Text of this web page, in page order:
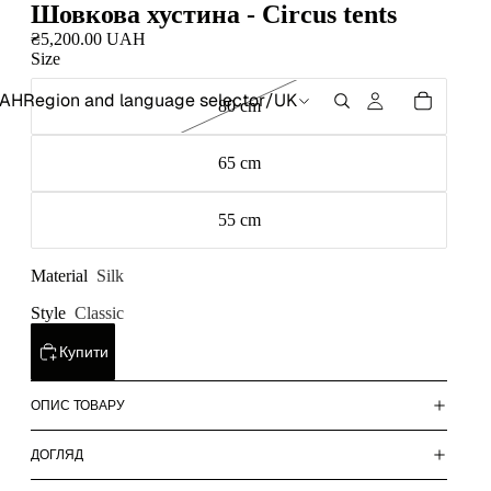
Region and language selector/UK
Шовкова хустина - Circus tents
₴5,200.00 UAH
Size
80 cm
65 cm
55 cm
Material Silk
Style Classic
Купити
ОПИС ТОВАРУ
ДОГЛЯД